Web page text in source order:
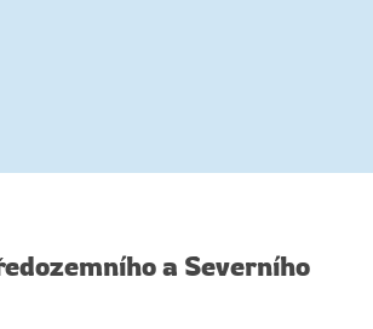
a Severního